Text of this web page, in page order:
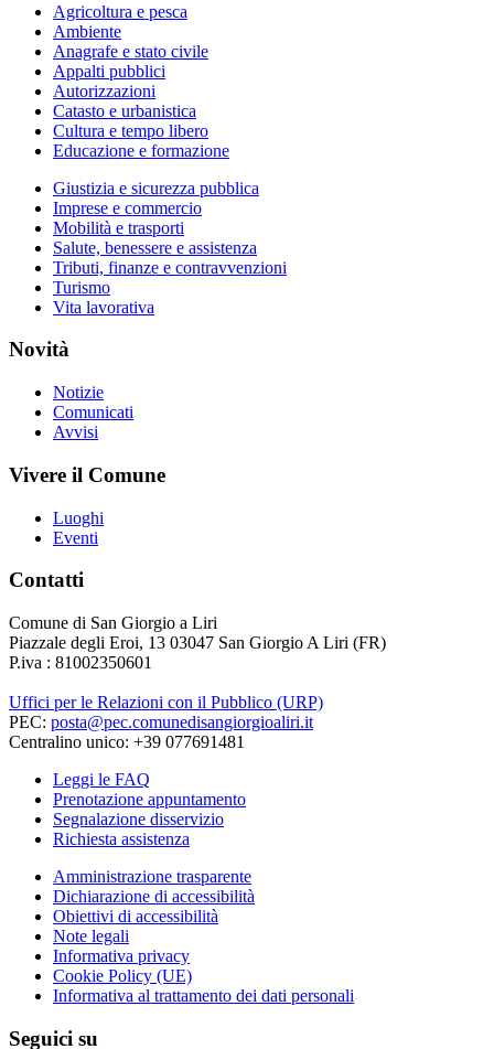
Agricoltura e pesca
Ambiente
Anagrafe e stato civile
Appalti pubblici
Autorizzazioni
Catasto e urbanistica
Cultura e tempo libero
Educazione e formazione
Giustizia e sicurezza pubblica
Imprese e commercio
Mobilità e trasporti
Salute, benessere e assistenza
Tributi, finanze e contravvenzioni
Turismo
Vita lavorativa
Novità
Notizie
Comunicati
Avvisi
Vivere il Comune
Luoghi
Eventi
Contatti
Comune di San Giorgio a Liri
Piazzale degli Eroi, 13 03047 San Giorgio A Liri (FR)
P.iva : 81002350601
Uffici per le Relazioni con il Pubblico (URP)
PEC: posta@pec.comunedisangiorgioaliri.it
Centralino unico: +39 077691481
Leggi le FAQ
Prenotazione appuntamento
Segnalazione disservizio
Richiesta assistenza
Amministrazione trasparente
Dichiarazione di accessibilità
Obiettivi di accessibilità
Note legali
Informativa privacy
Cookie Policy (UE)
Informativa al trattamento dei dati personali
Seguici su